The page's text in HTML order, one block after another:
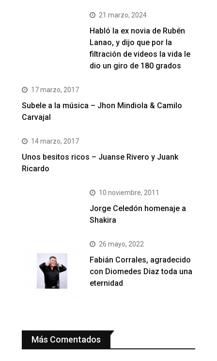
21 marzo, 2024
Habló la ex novia de Rubén
Lanao, y dijo que por la
filtración de videos la vida le
dio un giro de 180 grados
17 marzo, 2017
Subele a la música – Jhon Mindiola & Camilo
Carvajal
14 marzo, 2017
Unos besitos ricos – Juanse Rivero y Juank
Ricardo
10 noviembre, 2011
Jorge Celedón homenaje a
Shakira
26 mayo, 2022
Fabián Corrales, agradecido
con Diomedes Diaz toda una
eternidad
Más Comentados